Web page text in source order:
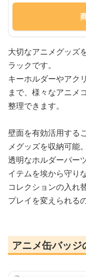
大切なアニメグッズ
ラックです。
キーホルダーやアク
まで、様々なアニメ
整理できます。
壁面を有効活用する
メグッズを収納可能。
透明なホルダーパー
イテムを埃から守り
コレクションの入れ
プレイを変えられる
アニメ缶バッ